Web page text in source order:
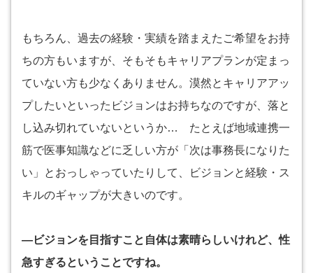
もちろん、過去の経験・実績を踏まえたご希望をお持
ちの方もいますが、そもそもキャリアプランが定まっ
ていない方も少なくありません。漠然とキャリアアッ
プしたいといったビジョンはお持ちなのですが、落と
し込み切れていないというか… たとえば地域連携一
筋で医事知識などに乏しい方が「次は事務長になりた
い」とおっしゃっていたりして、ビジョンと経験・ス
キルのギャップが大きいのです。
―ビジョンを目指すこと自体は素晴らしいけれど、性
急すぎるということですね。